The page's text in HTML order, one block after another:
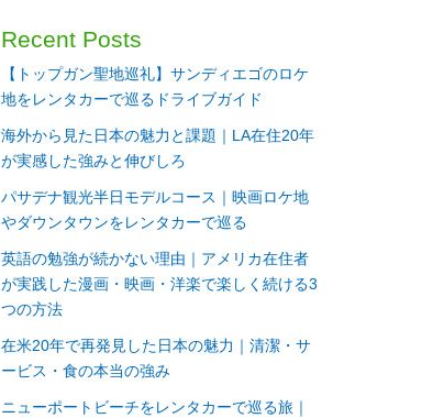
Recent Posts
【トップガン聖地巡礼】サンディエゴのロケ
地をレンタカーで巡るドライブガイド
海外から見た日本の魅力と課題｜LA在住20年
が実感した強みと伸びしろ
パサデナ観光半日モデルコース｜映画ロケ地
やダウンタウンをレンタカーで巡る
英語の勉強が続かない理由｜アメリカ在住者
が実践した漫画・映画・洋楽で楽しく続ける3
つの方法
在米20年で再発見した日本の魅力｜清潔・サ
ービス・食の本当の強み
ニューポートビーチをレンタカーで巡る旅｜